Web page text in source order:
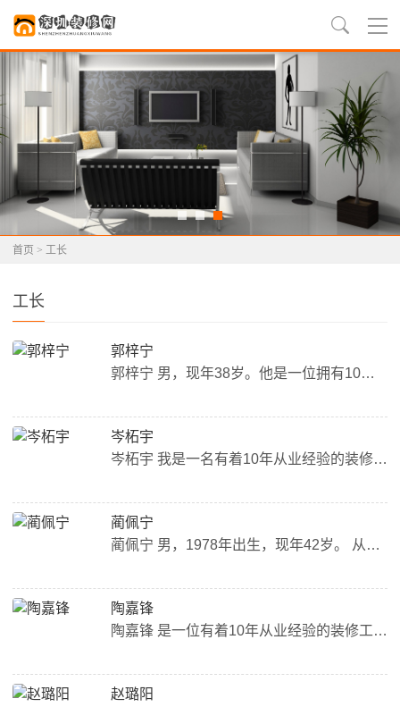
首页 > 工长
工长
郭梓宁
郭梓宁 男，现年38岁。他是一位拥有10年从业经验的装修工长，擅长于室内装修、水电改造等工作。他对每一个项目都十分认真负责，从设计到施工，每一个环节都亲自把控，确保每一个细节都做到最好。 他的工作态度十分谨慎，对每一个业主的需求都能够耐心倾听，并根据实际情况提出专业的建议。他的施工团队也都是经过严格筛选的优秀工人，保证了工程的质量和进度。 在业主中，我的口碑非常好，许多业主都会向他推荐新客户。因为他的专业能力和良好的服务态度，让业主们感到非常满意和放心。...
岑柘宇
岑柘宇 我是一名有着10年从业经验的装修工长。他对于每一个装修项目都有着极高的敬业精神，能够根据客户的需求和预算，提供最合适的装修方案。 在工作中，我总是保持着专业的态度，耐心地解答客户的疑问，并且会在施工过程中及时向客户汇报进展情况。他的负责任态度和高效率的工作方式，赢得了客户的高度评价，成为了众多业主信赖的装修工长。...
蔺佩宁
蔺佩宁 男，1978年出生，现年42岁。 从事装修行业已有10年经验，是一位资深的工长。 他擅长各种装修工作，包括水电改造、瓦工、木工、油漆等。 在工作中，我一直秉承着“质量第一，客户至上”的原则，深受业主的信赖和好评。 他对每一个工程都非常细心，注重细节，保证每一个细节都做到完美。 同时，我也非常注重与业主的沟通，及时反馈工程进展情况，解答业主的疑问，让业主放心。...
陶嘉锋
陶嘉锋 是一位有着10年从业经验的装修工长。他对于每一个工程都非常认真负责，注重细节。在他的带领下，每一个工程都能够顺利完成，得到了业主们的高度评价。 对于装修行业有着深刻的理解和认识，他懂得如何平衡设计和实用性，让每一个工程都能够兼具美观和实用。他的工作态度也备受业主们的认可，他总是能够及时回应业主的需求和问题，并且积极解决。 总的来说，是一位非常值得信赖的装修工长，他的专业能力和工作态度都非常出色。如果您需要进行装修工程，不妨考虑联系他。...
赵璐阳